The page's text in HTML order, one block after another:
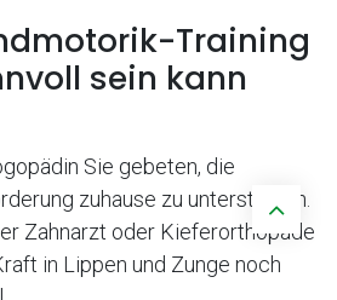
Training
sein kann
Sie gebeten, die
zuhause zu unterstützen.
Zahnarzt oder Kieferorthopäde
in Lippen und Zunge noch